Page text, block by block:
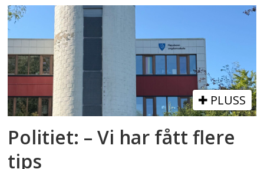
PLUSS
Politiet: – Vi har fått flere
tips